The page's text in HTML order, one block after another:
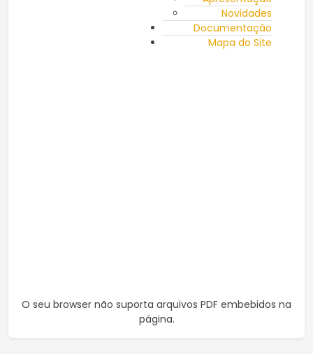
Novidades
Documentação
Mapa do Site
O seu browser não suporta arquivos PDF embebidos na
página.